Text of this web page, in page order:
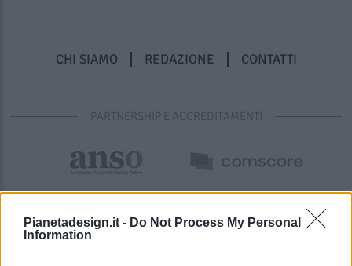
Pianetadesign.it - Do Not Process My Personal
Information
CHI SIAMO REDAZIONE CONTATTI
PARTNERSHIP E ACCREDITAMENTI